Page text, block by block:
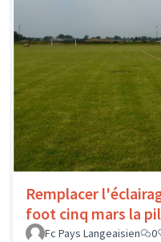
Remplacer
foot cinq mars la
Fc Pays Langeaisien
0